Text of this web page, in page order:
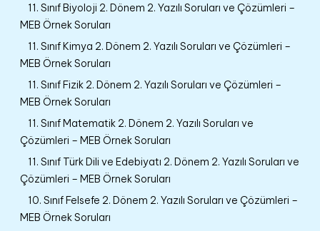
11. Sınıf Biyoloji 2. Dönem 2. Yazılı Soruları ve Çözümleri –
MEB Örnek Soruları
11. Sınıf Kimya 2. Dönem 2. Yazılı Soruları ve Çözümleri –
MEB Örnek Soruları
11. Sınıf Fizik 2. Dönem 2. Yazılı Soruları ve Çözümleri –
MEB Örnek Soruları
11. Sınıf Matematik 2. Dönem 2. Yazılı Soruları ve
Çözümleri – MEB Örnek Soruları
11. Sınıf Türk Dili ve Edebiyatı 2. Dönem 2. Yazılı Soruları ve
Çözümleri – MEB Örnek Soruları
10. Sınıf Felsefe 2. Dönem 2. Yazılı Soruları ve Çözümleri –
MEB Örnek Soruları